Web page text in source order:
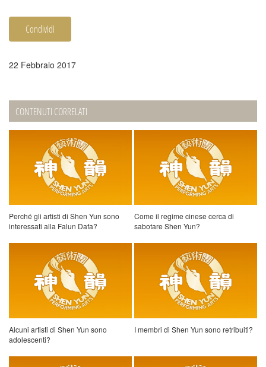
Condividi
22 Febbraio 2017
CONTENUTI CORRELATI
Perché gli artisti di Shen Yun sono
interessati alla Falun Dafa?
Come il regime cinese cerca di
sabotare Shen Yun?
Alcuni artisti di Shen Yun sono
adolescenti?
I membri di Shen Yun sono retribuiti?